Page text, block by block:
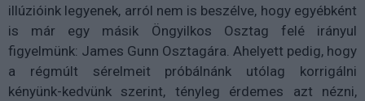
illúzióink legyenek, arról nem is beszélve, hogy egyébként
is már egy másik Öngyilkos Osztag felé irányul
figyelmünk: James Gunn Osztagára. Ahelyett pedig, hogy
a régmúlt sérelmeit próbálnánk utólag korrigálni
kényünk-kedvünk szerint, tényleg érdemes azt nézni,